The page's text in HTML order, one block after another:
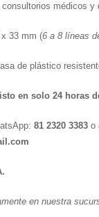
médicos y
33 mm (6 a 8 líneas
de plástico
en solo 24 horas
81 2320 3383 o
en nuestra